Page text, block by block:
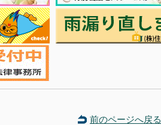
前のページへ戻る